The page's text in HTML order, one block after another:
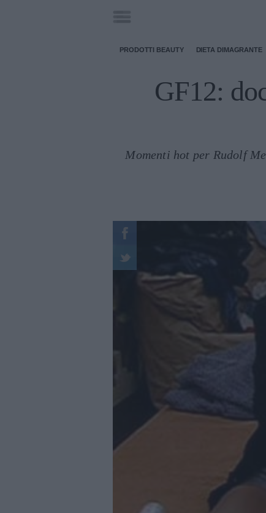
PRODOTTI BEAUTY DIETA DIMAGRANTE
GF12:
Momenti hot per Rudolf